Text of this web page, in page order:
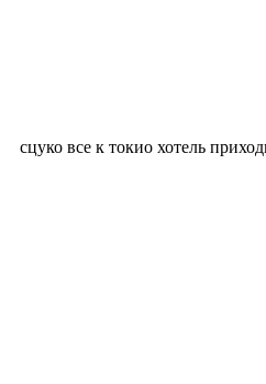
сцуко все к токио хотель